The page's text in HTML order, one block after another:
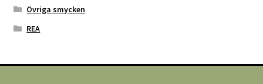
Övriga smycken
REA